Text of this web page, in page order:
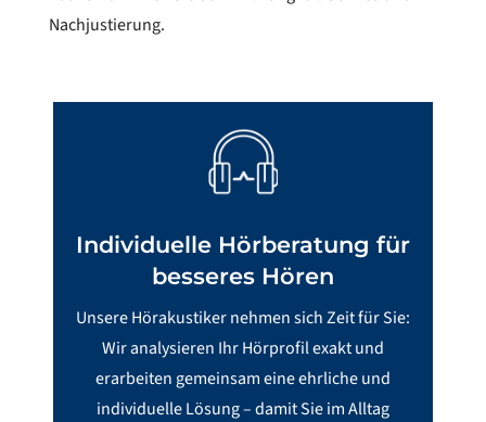
Nachjustierung.
Individuelle Hörberatung für
besseres Hören
Unsere Hörakustiker nehmen sich Zeit für Sie:
Wir analysieren Ihr Hörprofil exakt und
erarbeiten gemeinsam eine ehrliche und
individuelle Lösung – damit Sie im Alltag